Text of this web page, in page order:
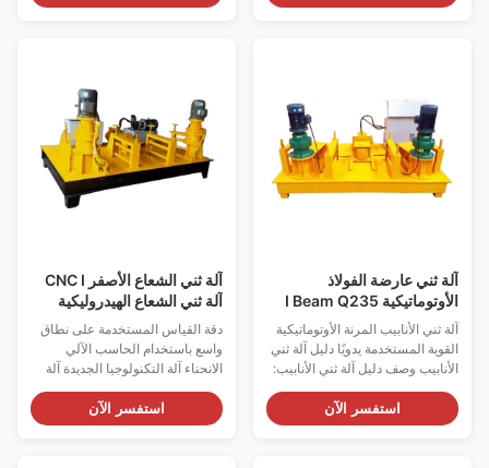
آلة ثني العارضة I ، آلة ثني العارضة I
ومحطة الطاقة الكهرومائية ، والنفق
آلة ثني عارضة الفولاذ
الأوتوماتيكية I Beam Q235
باللون الأصفر
آلة ثني الأنابيب المرنة الأوتوماتيكية
القوية المستخدمة يدويًا دليل آلة ثني
الأنابيب وصف دليل آلة ثني الأنابيب:
الآن هناك طلب كبير على مشروع
إنشاء النفق ، يحتاج قوس النفق إلى
قوس ثني من الصلب ، ومعالجة
استفسر الآن
آلة ثني الشعاع الأصفر CNC I
آلة ثني الشعاع الهيدروليكية
الكاملة
دقة القياس المستخدمة على نطاق
واسع باستخدام الحاسب الآلي
الانحناء آلة التكنولوجيا الجديدة آلة
لديها التحكم في برنامج التحكم
استفسر الآن